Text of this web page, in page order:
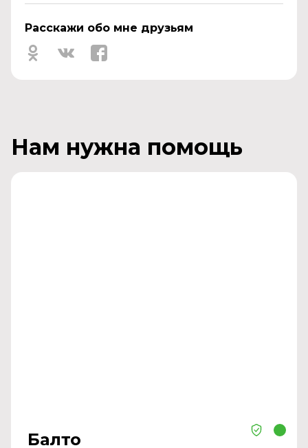
Расскажи обо мне друзьям
Нам нужна помощь
Балто